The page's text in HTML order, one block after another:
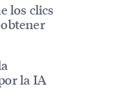
los clics
la IA